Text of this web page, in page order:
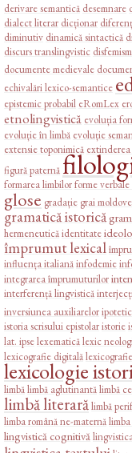
derivare semantică desemnare
dialect literar dicționar
diminutiv dinamică sintactică
discurs translingvistic disfemism
documente medievale
echivalări lexico-semantice
epistemic probabil eRomLex
etnolingvistică evoluția
evoluție în limbă evoluție
extensie toponimică
figură paternă
formarea limbilorforme
glose gradație grai
gramatică istorică
hermeneuticăidentitate
împrumut lexical
influența italianăinfodemie
integrarea împrumuturilor
interferență lingvistică
inversiunea auxiliareloripotetic
istoria scrisului epistolaristorie
lat. ipselexematicălexic
lexicografie digitală
lexicologie
limbălimbă aglutinantălimbă
limbă literarălimbă
limba română ne-maternă
lingvistică cognitivă